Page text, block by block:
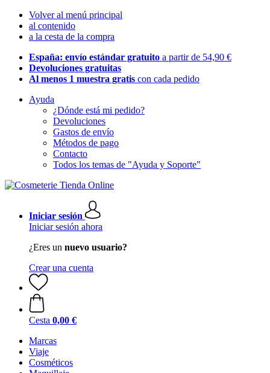
Volver al menú principal
al contenido
a la cesta de la compra
España: envío estándar gratuito a partir de 54,90 €
Devoluciones gratuitas
Al menos 1 muestra gratis con cada pedido
Ayuda
¿Dónde está mi pedido?
Devoluciones
Gastos de envío
Métodos de pago
Contacto
Todos los temas de "Ayuda y Soporte"
Iniciar sesión
Iniciar sesión ahora
¿Eres un nuevo usuario?
Crear una cuenta
Cesta 0,00 €
Marcas
Viaje
Cosméticos